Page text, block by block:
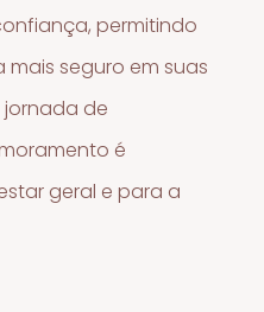
permitindo
seguro em suas
jornada de
é
geral e para a